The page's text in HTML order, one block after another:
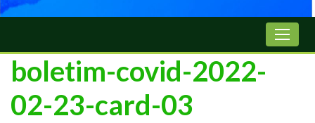
boletim-covid-2022-
02-23-card-03